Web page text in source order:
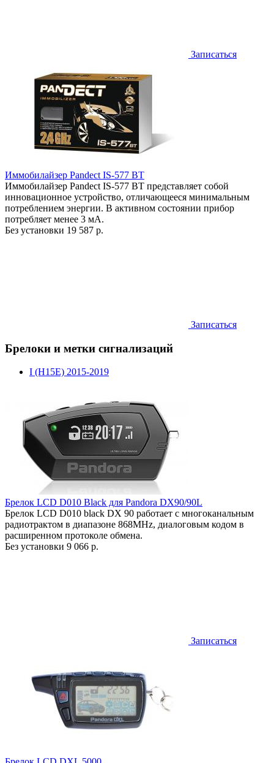
Записаться
Иммобилайзер Pandect IS-577 BT
Иммобилайзер Pandect IS-577 BT представляет собой
инновационное устройство, отличающееся минимальным
потреблением энергии. В активном состоянии прибор
потребляет менее 3 мА.
Без установки 19 587 р.
Записаться
Брелоки и метки сигнализаций
I (H15E) 2015-2019
Брелок LCD D010 Black для Pandora DX90/90L
Брелок LCD D010 black DX 90 работает c многоканальным
радиотрактом в диапазоне 868MHz, диалоговым кодом в
расширенном протоколе обмена.
Без установки 9 066 р.
Записаться